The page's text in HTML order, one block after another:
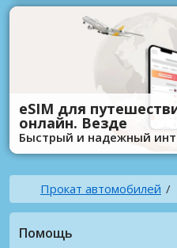
eSIM для
онлайн. Везде
Быстрый и надежный
Прокат автомобилей
Помощь